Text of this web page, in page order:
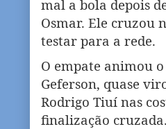
mal a bola depois
Osmar. Ele cruzou
testar para a rede.
O empate animou
Geferson, quase
Rodrigo Tiuí nas
finalização cruzada.